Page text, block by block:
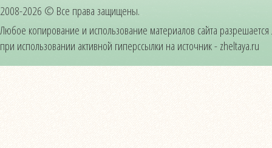
2008-2026 © Все права защищены.
Любое копирование и использование материалов сайта
при использовании активной гиперссылки на источник - zheltaya.ru